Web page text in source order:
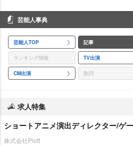
芸能人事典
芸能人TOP 記事
ランキング情報 TV出演
CM出演 歌詞
求人特集
ショートアニメ演出ディレクター/ゲ
株式会社Plott